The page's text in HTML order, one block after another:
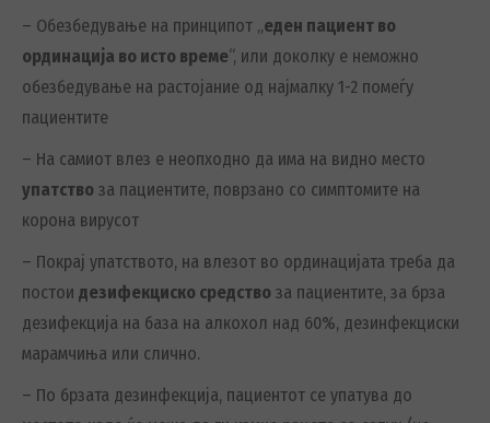
– Обезбедување на принципот „еден пациент во
ординација во исто време“, или доколку е неможно
обезбедување на растојание од најмалку 1-2 помеѓу
пациентите
– На самиот влез е неопходно да има на видно место
упатство за пациентите, поврзано со симптомите на
корона вирусот
– Покрај упатството, на влезот во ординацијата треба да
постои дезифекциско средство за пациентите, за брза
дезифекција на база на алкохол над 60%, дезинфекциски
марамчиња или слично.
– По брзата дезинфекција, пациентот се упатува до